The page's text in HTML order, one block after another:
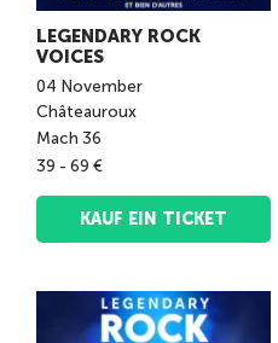
LEGENDARY ROCK
VOICES
04 November
Châteauroux
Mach 36
39 - 69 €
KAUF EIN TICKET